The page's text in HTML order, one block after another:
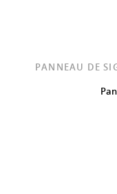
PANNEAU DE